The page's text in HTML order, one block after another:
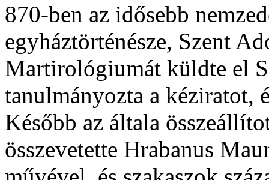
870-ben az idősebb
egyháztörténésze, Szent
Martirológiumát küldte el
tanulmányozta a kéziratot,
Később az általa
összevetette Hrabanus